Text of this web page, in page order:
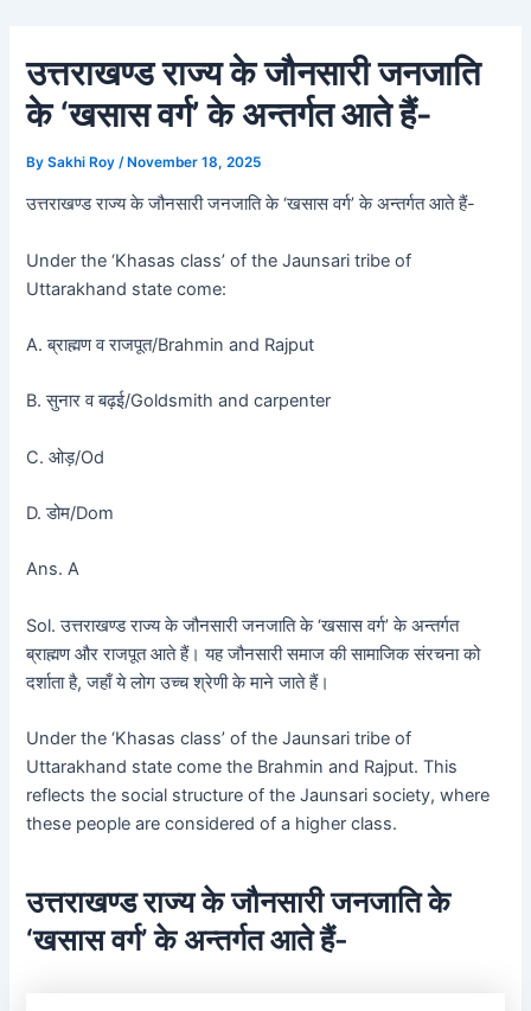
content
उत्तराखण्ड राज्य के जौनसारी जनजाति
के ‘खसास वर्ग’ के अन्तर्गत आते हैं-
BySakhi Roy /November 18, 2025
उत्तराखण्ड राज्य के जौनसारी जनजाति के ‘खसास वर्ग’ के अन्तर्गत आते हैं-
Under the ‘Khasas class’ of the Jaunsari tribe of
Uttarakhand state come:
A. ब्राह्मण व राजपूत/Brahmin and Rajput
B. सुनार व बढ़ई/Goldsmith and carpenter
C. ओड़/Od
D. डोम/Dom
Ans. A
Sol. उत्तराखण्ड राज्य के जौनसारी जनजाति के ‘खसास वर्ग’ के अन्तर्गत
ब्राह्मण और राजपूत आते हैं। यह जौनसारी समाज की सामाजिक संरचना को
दर्शाता है, जहाँ ये लोग उच्च श्रेणी के माने जाते हैं।
Under the ‘Khasas class’ of the Jaunsari tribe of
Uttarakhand state come the Brahmin and Rajput. This
reflects the social structure of the Jaunsari society, where
these people are considered of a higher class.
उत्तराखण्ड राज्य के जौनसारी जनजाति के
‘खसास वर्ग’ के अन्तर्गत आते हैं-